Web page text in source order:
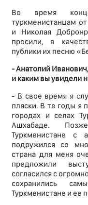
Во время
туркменистанцам
и Николая
просили, в
публики их песню
- Анатолий
и каким вы увидели
- В свое время я
пляски. В те годы я
городах и селах
Ашхабаде.
Туркменистане с
подружился со
страна для меня
предложили
согласился с
сохранились
Туркменистане и ее